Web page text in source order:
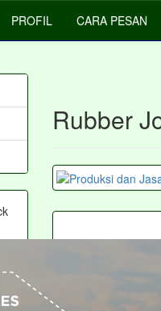
PROFIL CARA PESAN
Rubber